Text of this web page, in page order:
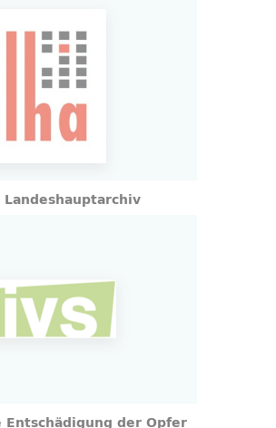
der Opfer